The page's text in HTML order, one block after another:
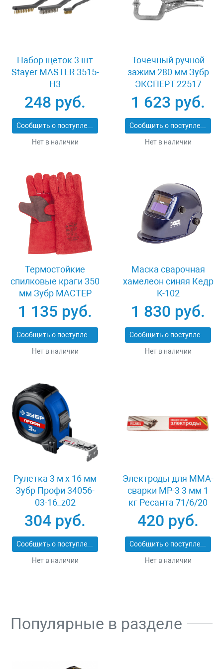
Набор щеток 3 шт
Stayer MASTER 3515-
H3
248 руб.
Сообщить о поступлении
Нет в наличии
Точечный ручной
зажим 280 мм Зубр
ЭКСПЕРТ 22517
1 623 руб.
Сообщить о поступлении
Нет в наличии
Термостойкие
спилковые краги 350
мм Зубр МАСТЕР
11334-XL
1 135 руб.
Сообщить о поступлении
Нет в наличии
Маска сварочная
хамелеон синяя Кедр
К-102
1 830 руб.
Сообщить о поступлении
Нет в наличии
Рулетка 3 м x 16 мм
Зубр Профи 34056-
03-16_z02
304 руб.
Сообщить о поступлении
Нет в наличии
Электроды для MMA-
сварки МР-3 3 мм 1
кг Ресанта 71/6/20
420 руб.
Сообщить о поступлении
Нет в наличии
Популярные в разделе